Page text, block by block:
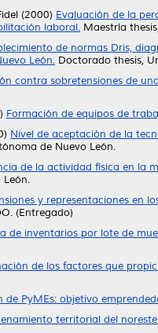
(2000) Evaluación de la
laboral. Maestría
de normas Dris,
León. Doctorado thesis,
contra sobretensiones de
Formación de equipos de
Nivel de aceptación de la
de Nuevo León.
de la actividad física en la
León.
y representaciones en
(Entregado)
de inventarios por lote de
de los factores que
de PyMEs: objetivo
territorial del